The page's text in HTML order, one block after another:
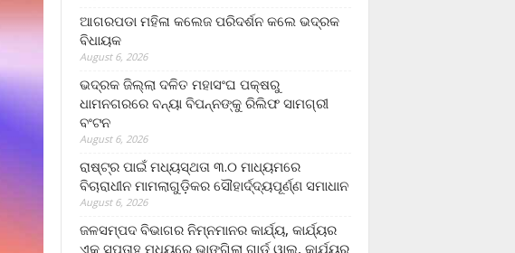
ଆଗରପଡା ମହିଳା କଲେଜ ପରିଦର୍ଶନ କଲେ ଭଦ୍ରକ
ବିଧାୟକ
August 6, 2026
ଭଦ୍ରକ ଜିଲ୍ଲା ଦଳିତ ମହାସଂଘ ପକ୍ଷରୁ
ଧାମନଗରରେ ବନ୍ୟା ବିପନ୍ନଙ୍କୁ ରିଲିଫ ସାମଗ୍ରୀ
ବଂଟନ
August 6, 2026
ରାଷ୍ଟ୍ର ପାଇଁ ମଧ୍ୟସ୍ଥତା ୩.୦ ମାଧ୍ୟମରେ
ବିଚାରାଧୀନ ମାମଲାଗୁଡ଼ିକର ସୌହାର୍ଦ୍ଦ୍ୟପୂର୍ଣ୍ଣ ସମାଧାନ
August 6, 2026
ଜଳସମ୍ପଦ ବିଭାଗର ନିମ୍ନମାନର କାର୍ଯ୍ୟ, କାର୍ଯ୍ୟର
ଏକ ସପ୍ତାହ ମଧ୍ୟରେ ଭାଙ୍ଗିଲା ଗାର୍ଡ ୱାଲ, କାର୍ଯ୍ୟର